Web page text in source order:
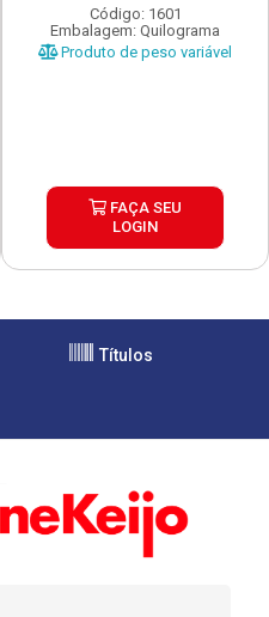
Código: 1601
Embalagem: Quilograma
Produto de peso variável
FAÇA SEU
LOGIN
Títulos